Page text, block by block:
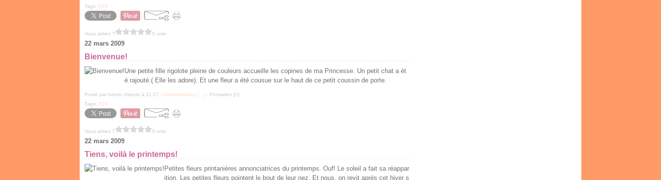
Tags: P2X
Vous aimez ? 0 vote
22 mars 2009
Bienvenue!
Une petite fille rigolote pleine de couleurs accueille les copines de ma Princesse. Un petit chat a ét
é rajouté.( Elle les adore). Et une fleur a été cousue sur le haut de ce petit coussin de porte.
Posté par lolotte chipote à 11:17 - Commentaires [ ] - Permalien [#]
Tags: P2X
Vous aimez ? 0 vote
22 mars 2009
Tiens, voilà le printemps!
Petites fleurs printanières annonciatrices du printemps. Ouf! Le soleil a fait sa réappar
ition. Les petites fleurs pointent le bout de leur nez. Et nous, on revit après cet hiver s